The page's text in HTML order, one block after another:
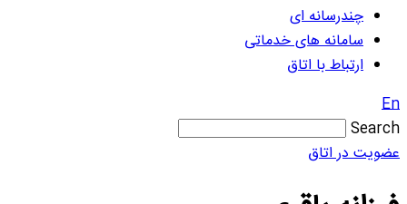
چندرسانه ای
سامانه های خدماتی
ارتباط با اتاق
En
Search
عضویت در اتاق